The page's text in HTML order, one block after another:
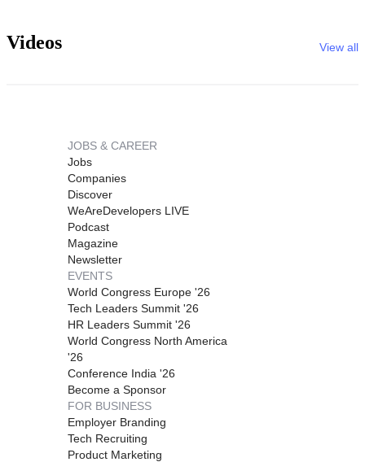
Videos View all
JOBS & CAREER
Jobs
Companies
Discover
WeAreDevelopers LIVE
Podcast
Magazine
Newsletter
EVENTS
World Congress Europe '26
Tech Leaders Summit '26
HR Leaders Summit '26
World Congress North America
'26
Conference India '26
Become a Sponsor
FOR BUSINESS
Employer Branding
Tech Recruiting
Product Marketing